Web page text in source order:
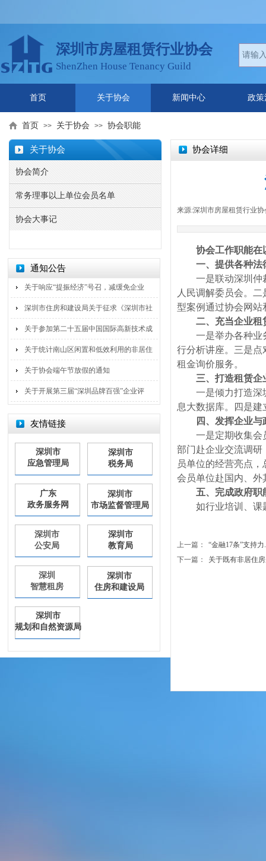
ShenZhen House Tenancy Guild
首页 关于协会 新闻中心 政策
深圳市房屋租赁行业协会
深圳
智慧租房
深圳市
住房和建设局
深圳市
规划和自然资源局
通知公告
广东
政务服务网
深圳市
公安局
深圳市
教育局
协会简介
常务理事以上单位会员名单
协会大事记
友情链接
深圳市
应急管理局
深圳市
税务局
关于响应“提振经济”号召，减缓免企业
深圳市住房和建设局关于征求《深圳市社
关于参加第二十五届中国国际高新技术成
关于统计南山区闲置和低效利用的非居住
关于协会端午节放假的通知
关于开展第三届“深圳品牌百强”企业评
深圳市
市场监督管理局
首页 >> 关于协会 >> 协会职能
关于协会 协会详细
来源:深圳市房屋租赁行业协
协会工作职能在
一、提供各种法
一是联动深圳仲
人民调解委员会。
型案例通过协会网站
二、充当企业租
一是举办各种业
行分析讲座。三是点
租金询价服务。
三、打造租赁企
一是倾力打造深
息大数据库。四是
四、发挥企业与
一是定期收集会
部门赴企业交流调研
员单位的经营亮点
会员单位赴国内、外
五、完成政府职
如行业培训、课
上一篇：
“金融17条”支持力
下一篇：
关于既有非居住